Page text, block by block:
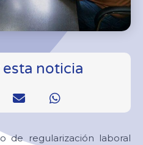
noticia
de regularización laboral